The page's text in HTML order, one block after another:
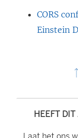
CORS
Einstein
HEEFT
Laat het ons